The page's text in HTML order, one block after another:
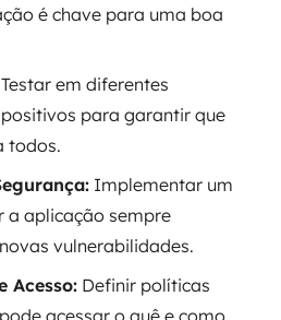
é chave para uma boa
Testar em diferentes
para garantir que
todos.
Implementar um
a aplicação sempre
vulnerabilidades.
Acesso: Definir políticas
acessar o quê e como.